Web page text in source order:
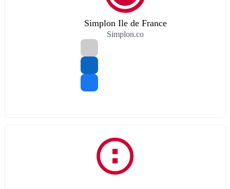
Simplon Ile de France
Simplon.co